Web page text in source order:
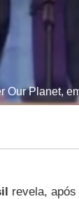
Our Planet,
revela, após